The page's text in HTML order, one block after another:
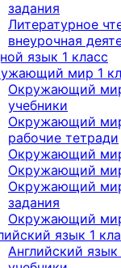
задания
Литературное
внеурочная
язык 1 класс
мир 1
Окружающий
учебники
Окружающий
рабочие тетради
Окружающий
Окружающий
Окружающий
задания
Окружающий
язык 1
Английский язык